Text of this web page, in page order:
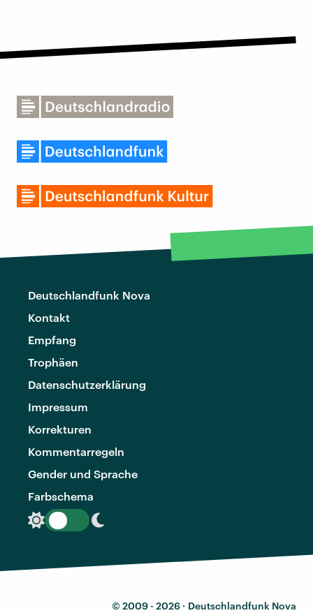
Deutschlandfunk Nova
Kontakt
Empfang
Trophäen
Datenschutzerklärung
Impressum
Korrekturen
Kommentarregeln
Gender und Sprache
Farbschema
© 2009 - 2026 · Deutschlandfunk Nova